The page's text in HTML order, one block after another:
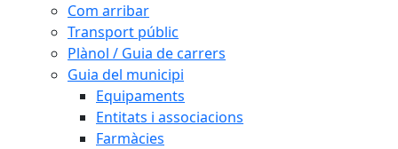
Com arribar
Transport públic
Plànol / Guia de carrers
Guia del municipi
Equipaments
Entitats i associacions
Farmàcies